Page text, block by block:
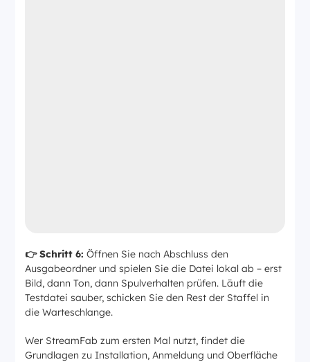
👉 Schritt 6: Öffnen Sie nach Abschluss den
Ausgabeordner und spielen Sie die Datei lokal ab – erst
Bild, dann Ton, dann Spulverhalten prüfen. Läuft die
Testdatei sauber, schicken Sie den Rest der Staffel in
die Warteschlange.
Wer StreamFab zum ersten Mal nutzt, findet die
Grundlagen zu Installation, Anmeldung und Oberfläche